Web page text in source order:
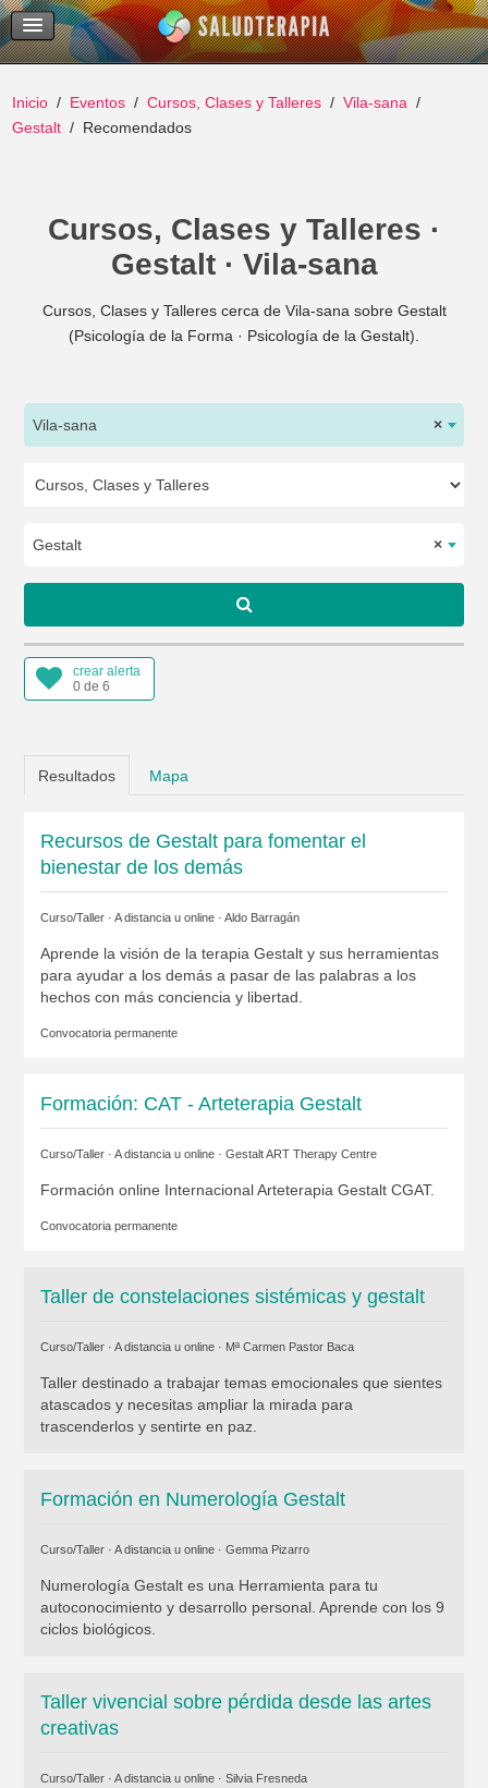
Temas Recientes
Buscar
Inicio Eventos Cursos, Clases y Talleres
Vila-sana
Gestalt
Recomendados
Cursos, Clases y Talleres ·
Gestalt · Vila-sana
Cursos, Clases y Talleres cerca de Vila-sana sobre Gestalt
(Psicología de la Forma · Psicología de la Gestalt).
×
Vila-sana
×
Gestalt
crear alerta
0 de 6
Resultados Mapa
Recursos de Gestalt para fomentar el
bienestar de los demás
Curso/Taller · A distancia u online · Aldo Barragán
Aprende la visión de la terapia Gestalt y sus herramientas
para ayudar a los demás a pasar de las palabras a los
hechos con más conciencia y libertad.
Convocatoria permanente
Formación: CAT - Arteterapia Gestalt
Curso/Taller · A distancia u online · Gestalt ART Therapy Centre
Formación online Internacional Arteterapia Gestalt CGAT.
Convocatoria permanente
Taller de constelaciones sistémicas y gestalt
Curso/Taller · A distancia u online · Mª Carmen Pastor Baca
Taller destinado a trabajar temas emocionales que sientes
atascados y necesitas ampliar la mirada para
trascenderlos y sentirte en paz.
Formación en Numerología Gestalt
Curso/Taller · A distancia u online · Gemma Pizarro
Numerología Gestalt es una Herramienta para tu
autoconocimiento y desarrollo personal. Aprende con los 9
ciclos biológicos.
Taller vivencial sobre pérdida desde las artes
creativas
Curso/Taller · A distancia u online · Silvia Fresneda